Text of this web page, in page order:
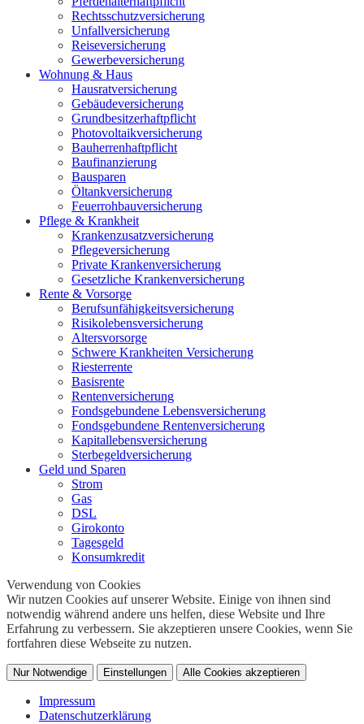
Rechtsschutzversicherung
Unfallversicherung
Reiseversicherung
Gewerbeversicherung
Wohnung & Haus
Hausratversicherung
Gebäudeversicherung
Grundbesitzerhaftpflicht
Photovoltaikversicherung
Bauherrenhaftpflicht
Baufinanzierung
Bausparen
Öltankversicherung
Feuerrohbauversicherung
Pflege & Krankheit
Krankenzusatzversicherung
Pflegeversicherung
Private Krankenversicherung
Gesetzliche Krankenversicherung
Rente & Vorsorge
Berufs­unfähigkeitsversicherung
Risikolebensversicherung
Altersvorsorge
Schwere Krankheiten Versicherung
Riesterrente
Basisrente
Rentenversicherung
Fondsgebundene Lebensversicherung
Fondsgebundene Rentenversicherung
Kapitallebensversicherung
Sterbegeldversicherung
Geld und Sparen
Strom
Gas
DSL
Girokonto
Tagesgeld
Konsumkredit
Verwendung von Cookies
Wir nutzen Cookies auf unserer Website. Einige von ihnen sind
notwendig während andere uns helfen, diese Website und Ihre
Erfahrung zu verbessern. Sie akzeptieren unsere Cookies, wenn Sie
fortfahren diese Webseite zu nutzen.
Nur Notwendige Einstellungen Alle Cookies akzeptieren
Impressum
Datenschutzerklärung